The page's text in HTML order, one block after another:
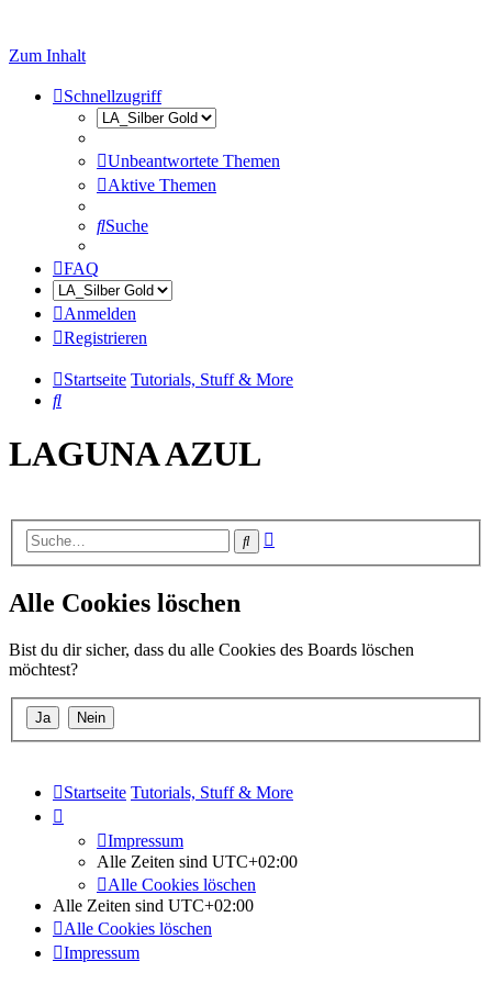
Zum Inhalt
Schnellzugriff
Unbeantwortete Themen
Aktive Themen
Suche
FAQ
Anmelden
Registrieren
Startseite Tutorials, Stuff & More
Suche
LAGUNA AZUL
Suche
Alle Cookies löschen
Bist du dir sicher, dass du alle Cookies des Boards löschen
möchtest?
Startseite Tutorials, Stuff & More
Impressum
Alle Zeiten sind UTC+02:00
Alle Cookies löschen
Alle Zeiten sind UTC+02:00
Alle Cookies löschen
Impressum